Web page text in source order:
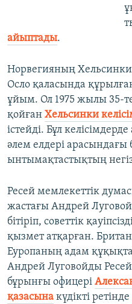
айыптады.
Норвегияның
Осло қаласында
ұйым. Ол 1975 жылы 35-
қойған Хельсинки
істейді. Бұл
әлем елдері арасындағы
ынтымақтастықтың
Ресей мемлекеттік
жастағы Андрей
бітіріп, советтік
қызмет атқарған.
Еуропаның адам
Андрей Луговойды Ресей
бұрынғы офицері
қазасына күдікті ретінде